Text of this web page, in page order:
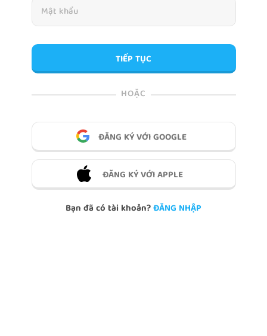
TIẾP TỤC
HOẶC
ĐĂNG KÝ VỚI GOOGLE
ĐĂNG KÝ VỚI APPLE
Bạn đã có tài khoản?ĐĂNG NHẬP